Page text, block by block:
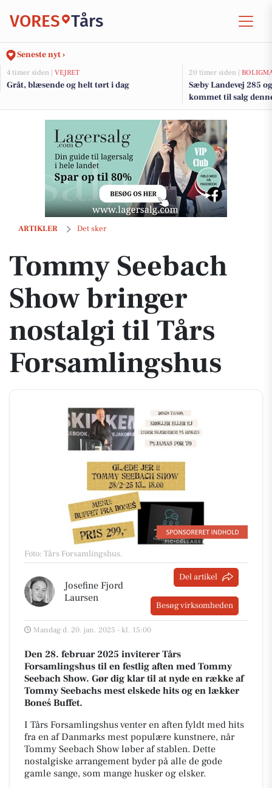
VORES Tårs
Seneste nyt ›
4 timer siden | VEJRET
Gråt, blæsende og helt tørt i dag
20 timer siden |
Sæby Landevej 285
kommet til salg
boligerne her.
ARTIKLER Det sker
Tommy Seebach Show bringer nostalgi til Tårs Forsamlingshus
Tommy Seebach
Show bringer
nostalgi til Tårs
Forsamlingshus
Foto: Tårs Forsamlingshus.
Josefine Fjord
Laursen
Del artikel
Besøg virksomheden
Mandag d. 20. jan. 2025 - kl. 15:00
Den 28. februar 2025 inviterer Tårs
Forsamlingshus til en festlig aften med Tommy
Seebach Show. Gør dig klar til at nyde en række af
Tommy Seebachs mest elskede hits og en lækker
Boneś Buffet.
I Tårs Forsamlingshus venter en aften fyldt med hits
fra en af Danmarks mest populære kunstnere, når
Tommy Seebach Show løber af stablen. Dette
nostalgiske arrangement byder på alle de gode
gamle sange, som mange husker og elsker.